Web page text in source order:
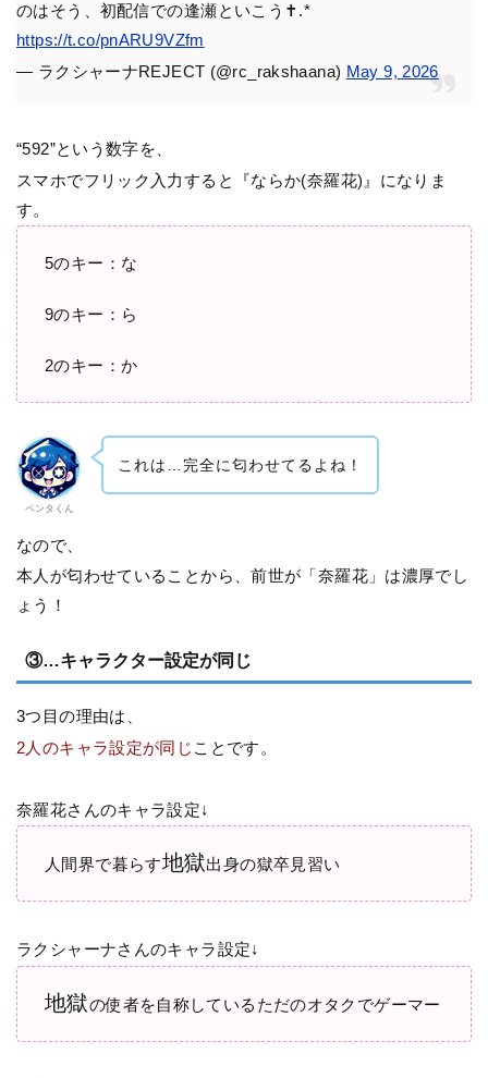
のはそう、初配信での逢瀬といこう✝︎.*
https://t.co/pnARU9VZfm
— ラクシャーナREJECT (@rc_rakshaana) May 9, 2026
“592”という数字を、
スマホでフリック入力すると『ならか(奈羅花)』になりま
す。
5のキー：な
9のキー：ら
2のキー：か
ペンタくん
これは…完全に匂わせてるよね！
なので、
本人が匂わせていることから、前世が「奈羅花」は濃厚でし
ょう！
③…キャラクター設定が同じ
3つ目の理由は、
2人のキャラ設定が同じ ことです。
奈羅花さんのキャラ設定↓
人間界で暮らす地獄出身の獄卒見習い
ラクシャーナさんのキャラ設定↓
地獄の使者を自称しているただのオタクでゲーマー